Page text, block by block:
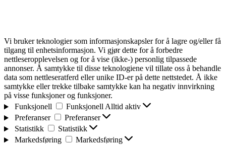
Vi bruker teknologier som informasjonskapsler for å lagre og/eller få
tilgang til enhetsinformasjon. Vi gjør dette for å forbedre
nettleseropplevelsen og for å vise (ikke-) personlig tilpassede
annonser. Å samtykke til disse teknologiene vil tillate oss å behandle
data som nettleseratferd eller unike ID-er på dette nettstedet. Å ikke
samtykke eller trekke tilbake samtykke kan ha negativ innvirkning
på visse funksjoner og funksjoner.
Funksjonell
FunksjonellAlltid aktiv
Preferanser
Preferanser
Statistikk
Statistikk
Markedsføring
Markedsføring